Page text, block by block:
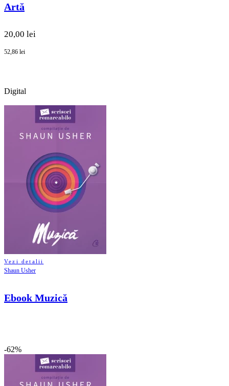
Artă
20,00 lei
52,86 lei
Digital
Vezi detalii
Shaun Usher
Ebook Muzică
-62%